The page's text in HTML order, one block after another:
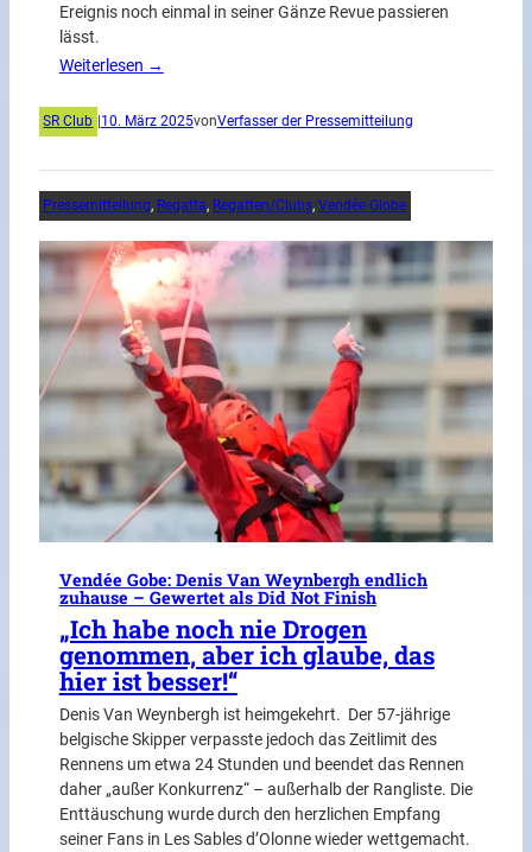
Ereignis noch einmal in seiner Gänze Revue passieren
lässt.
Weiterlesen →
SR Club 10. März 2025vonVerfasser der Pressemitteilung
Pressemitteilung, Regatta, Regatten/Clubs, Vendée Globe
Vendée Gobe: Denis Van Weynbergh endlich
zuhause – Gewertet als Did Not Finish
„Ich habe noch nie Drogen
genommen, aber ich glaube, das
hier ist besser!“
Denis Van Weynbergh ist heimgekehrt. Der 57-jährige
belgische Skipper verpasste jedoch das Zeitlimit des
Rennens um etwa 24 Stunden und beendet das Rennen
daher „außer Konkurrenz“ – außerhalb der Rangliste. Die
Enttäuschung wurde durch den herzlichen Empfang
seiner Fans in Les Sables d’Olonne wieder wettgemacht.